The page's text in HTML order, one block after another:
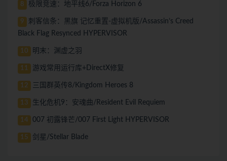
8 极限竞速：地平线6/Forza Horizon 6
9
刺客信条：黑旗 记忆重置-虚拟机版/Assassin’s Creed
Black Flag Resynced HYPERVISOR
10 明末：渊虚之羽
11 游戏常用运行库+DirectX修复
12 三国群英传8/Kingdom Heroes 8
13 生化危机9：安魂曲/Resident Evil Requiem
14 007 初露锋芒/007 First Light HYPERVISOR
15 剑星/Stellar Blade